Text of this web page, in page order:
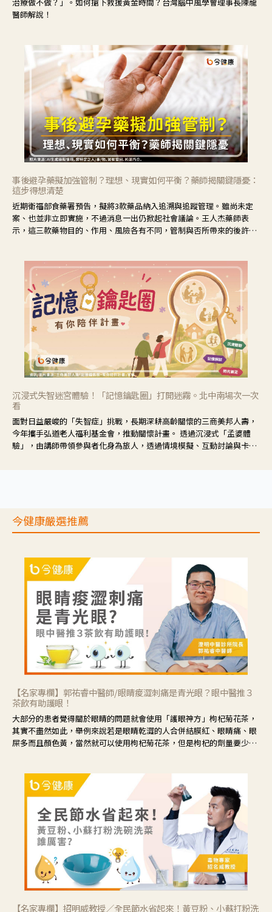
醫師解說！
事後避孕藥擬加強管制？理想、現實如何平衡？藥師揭關鍵隱憂：
這步得想清楚
近期衛福部食藥署預告，擬將3款藥品納入追溯與追蹤管理。雖尚未定
案、也並非立即實施，不過消息一出仍掀起社會議論。王人杰藥師表
示，這三款藥物目的、作用、風險各有不同，管制與否所帶來的後許影
沉浸式失智迷宮體驗！「記憶鑰匙圈」打開迷霧。北中南場次一次
看
面對日益嚴峻的「失智症」挑戰，長期深耕高齡關懷的三商美邦人壽，
今年攜手弘道老人福利基金會，推動關懷計畫。 透過沉浸式「孟婆體
驗」，由講師帶領參與者化身為旅人，透過情境模擬、互動討論與卡牌
今健康嚴選推薦
【名家專欄】郭祐睿中醫師/眼睛痠澀刺痛是青光眼？眼中醫推３
茶飲有助護眼！
大部分的患者覺得關於眼睛的問題就會使用「護眼神方」枸杞菊花茶，
其實不盡然如此，舉例來說若是眼睛乾澀的人合併結膜紅、眼睛痛、眼
屎多而且顏色黃，當然就可以使用枸杞菊花茶，但是枸杞的劑量要少，
候就要使用菊花、金銀花來治療；假如單純的眼睛乾澀，結膜沒有紅，
眼睛周圍沒有眼屎，這種情況是屬於「陰虛」，就可以使用枸杞、蓮
藕、麥門冬、山藥等比較滋潤的藥材，效果就更顯著。
【名家專欄】招明威教授／全民節水省起來！黃豆粉、小蘇打粉洗